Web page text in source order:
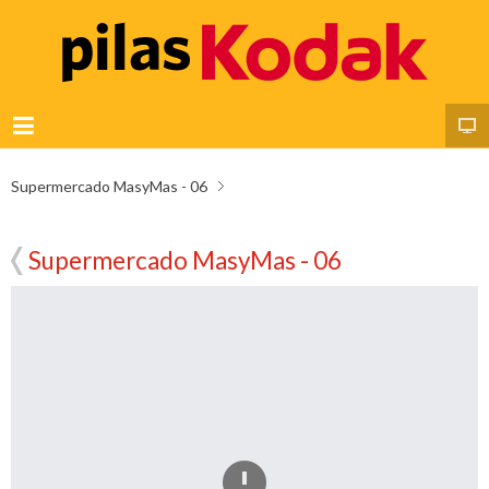
Supermercado MasyMas - 06
Supermercado MasyMas - 06